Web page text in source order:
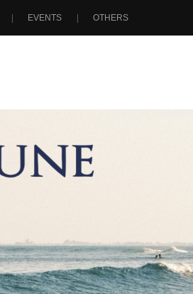
EVENTS OTHERS